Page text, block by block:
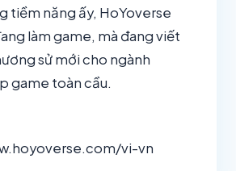
tiềm năng ấy, HoYoverse
làm game, mà đang viết
sử mới cho ngành
game toàn cầu.
vi-vn